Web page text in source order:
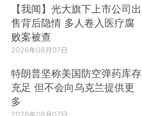
【我闻】光大旗下上市公司出
售背后隐情 多人卷入医疗腐
败案被查
2026年08月07日
特朗普坚称美国防空弹药库存
充足 但不会向乌克兰提供更
多